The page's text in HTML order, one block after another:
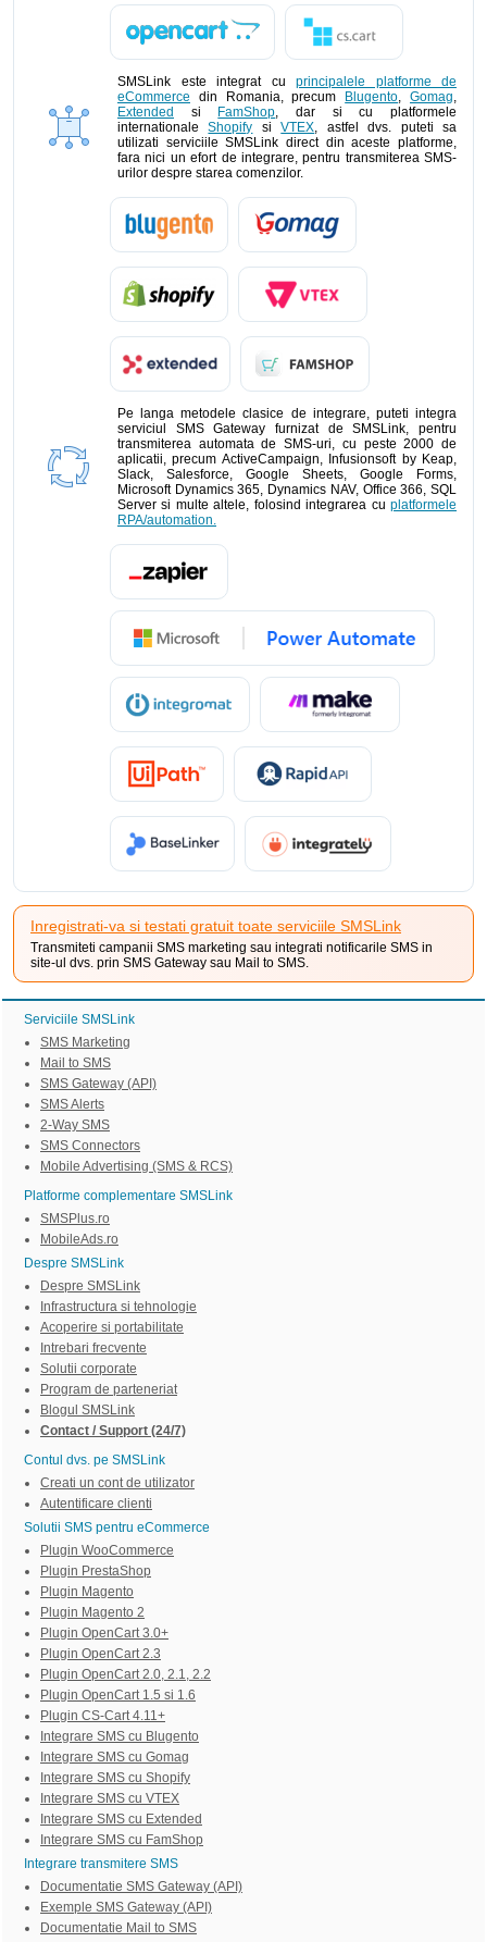
SMSLink este integrat cu principalele platforme de
eCommerce din Romania, precum Blugento,Gomag,
Extended
si FamShop, dar si cu platformele
internationaleShopify siVTEX, astfel dvs. puteti sa
utilizati serviciile SMSLink direct din aceste platforme,
fara nici un efort de integrare, pentru transmiterea SMS-
urilor despre starea comenzilor.
Pe langa metodele clasice de integrare, puteti integra
serviciul SMS Gateway furnizat de SMSLink, pentru
transmiterea automata de SMS-uri, cu peste 2000 de
aplicatii, precum ActiveCampaign, Infusionsoft by Keap,
Slack, Salesforce, Google Sheets, Google Forms,
Microsoft Dynamics 365, Dynamics NAV, Office 366, SQL
Server si multe altele, folosind integrarea cu platformele
RPA/automation.
Inregistrati-va si testati gratuit toate serviciile SMSLink
Transmiteti campanii SMS marketing sau integrati notificarile SMS in
site-ul dvs. prin SMS Gateway sau Mail to SMS.
Serviciile SMSLink
SMS Marketing
Mail to SMS
SMS Gateway (API)
SMS Alerts
2-Way SMS
SMS Connectors
Mobile Advertising (SMS & RCS)
Platforme complementare SMSLink
SMSPlus.ro
MobileAds.ro
Despre SMSLink
Despre SMSLink
Infrastructura si tehnologie
Acoperire si portabilitate
Intrebari frecvente
Solutii corporate
Program de parteneriat
Blogul SMSLink
Contact / Support (24/7)
Contul dvs. pe SMSLink
Creati un cont de utilizator
Autentificare clienti
Solutii SMS pentru eCommerce
Plugin WooCommerce
Plugin PrestaShop
Plugin Magento
Plugin Magento 2
Plugin OpenCart 3.0+
Plugin OpenCart 2.3
Plugin OpenCart 2.0, 2.1, 2.2
Plugin OpenCart 1.5 si 1.6
Plugin CS-Cart 4.11+
Integrare SMS cu Blugento
Integrare SMS cu Gomag
Integrare SMS cu Shopify
Integrare SMS cu VTEX
Integrare SMS cu Extended
Integrare SMS cu FamShop
Integrare transmitere SMS
Documentatie SMS Gateway (API)
Exemple SMS Gateway (API)
Documentatie Mail to SMS